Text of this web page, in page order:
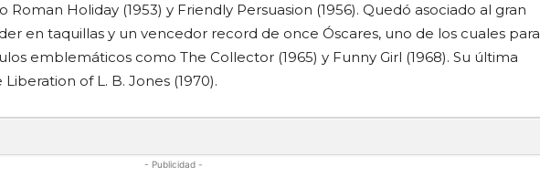
Holiday (1953) y Friendly Persuasion (1956). Quedó asociado al gran
en taquillas y un vencedor record de once Óscares, uno de los cuales para
emblemáticos como The Collector (1965) y Funny Girl (1968). Su última
of L. B. Jones (1970).
- Publicidad -